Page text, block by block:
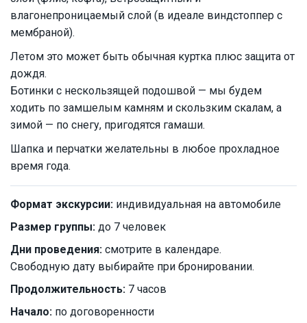
влагонепроницаемый слой (в идеале виндстоппер с
мембраной).
Летом это может быть обычная куртка плюс защита от
дождя.
Ботинки с нескользящей подошвой — мы будем
ходить по замшелым камням и скользким скалам, а
зимой — по снегу, пригодятся гамаши.
Шапка и перчатки желательны в любое прохладное
время года.
Формат экскурсии: индивидуальная на автомобиле
Размер группы: до 7 человек
Дни проведения: смотрите в календаре.
Свободную дату выбирайте при бронировании.
Продолжительность: 7 часов
Начало: по договоренности